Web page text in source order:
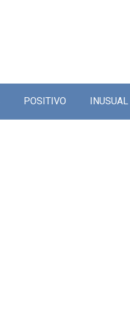
POSITIVO INUSUAL